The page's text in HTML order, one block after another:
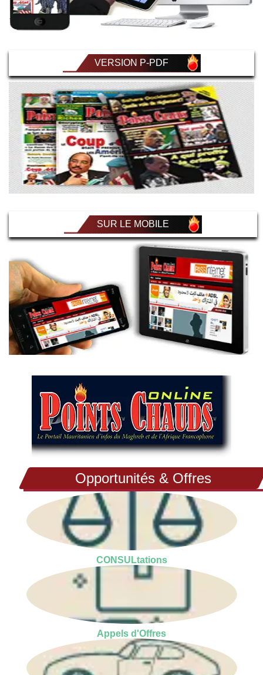
VERSION P-PDF
SUR LE MOBILE
Opportunités & Offres
CONSULtations
Appels d'Offres